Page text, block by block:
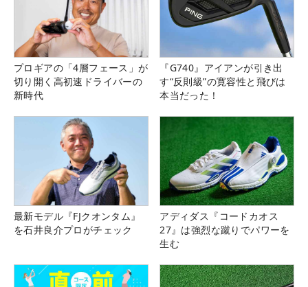
プロギアの「4層フェース」が
切り開く高初速ドライバーの
新時代
『G740』アイアンが引き出
す“反則級”の寛容性と飛びは
本当だった！
最新モデル『FJクオンタム』
を石井良介プロがチェック
アディダス『コードカオス
27』は強烈な蹴りでパワーを
生む